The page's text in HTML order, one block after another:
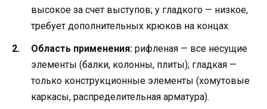
высокое за счет выступов; у гладкого — низкое,
требует дополнительных крюков на концах.
Область применения: рифленая — все несущие
элементы (балки, колонны, плиты); гладкая —
только конструкционные элементы (хомутовые
каркасы, распределительная арматура).